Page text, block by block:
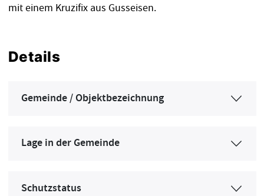
mit einem Kruzifix aus Gusseisen.
Details
Gemeinde / Objektbezeichnung
Lage in der Gemeinde
Schutzstatus